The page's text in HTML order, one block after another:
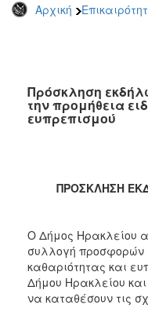
Αρχική2026
2022
2016
2015
2013
Πρόσκληση
την προμήθεια
ευπρεπισμού
ΠΡΟΣΚΛΗΣΗ
Ο Δήμος Ηρακλείου
συλλογή προσφορών
καθαριότητας και
Δήμου Ηρακλείου
να καταθέσουν τις